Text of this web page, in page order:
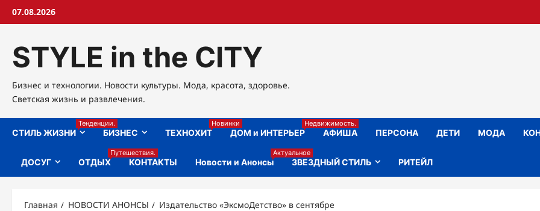
Перейти
07.08.2026
STYLE in the CITY
Бизнес и технологии. Новости культуры. Мода, красота, здоровье.
Светская жизнь и развлечения.
СТИЛЬ ЖИЗНИ
Тенденции.
БИЗНЕС ТЕХНОХИТ
Новинки
ДОМ и ИНТЕРЬЕР
Недвижимость.
АФИША ПЕРСОНА ДЕТИ МОДА
ДОСУГ ОТДЫХ
Путешествия.
КОНТАКТЫ Новости и Анонсы
Актуальное
ЗВЕЗДНЫЙ СТИЛЬ РИТЕЙЛ
Главная НОВОСТИ АНОНСЫ Издательство «ЭксмоДетство» в сентябре